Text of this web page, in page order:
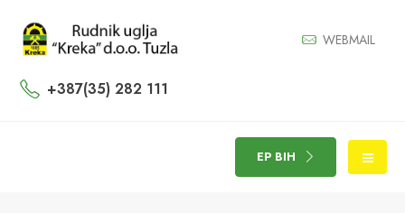
WEBMAIL
+387(35) 282 111
EP BIH